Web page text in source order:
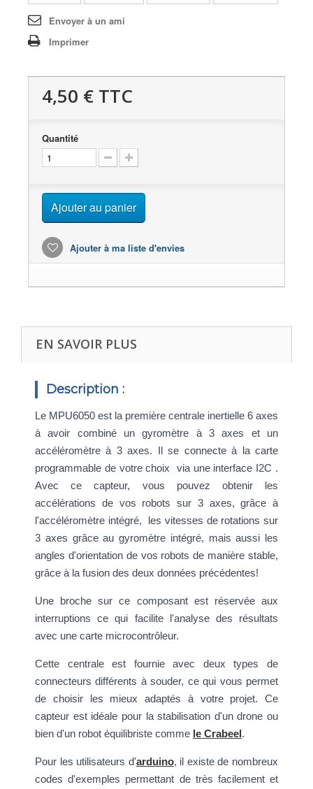
Envoyer à un ami
Imprimer
4,50 € TTC
Quantité
Ajouter au panier
Ajouter à ma liste d'envies
EN SAVOIR PLUS
Description :
Le MPU6050 est la première centrale inertielle 6 axes
à avoir combiné un gyromètre à 3 axes et un
accéléromètre à 3 axes. Il se connecte à la carte
programmable de votre choix via une interface I2C .
Avec ce capteur, vous pouvez obtenir les
accélérations de vos robots sur 3 axes, grâce à
l'accéléromètre intégré, les vitesses de rotations sur
3 axes grâce au gyromètre intégré, mais aussi les
angles d'orientation de vos robots de manière stable,
grâce à la fusion des deux données précédentes!
Une broche sur ce composant est réservée aux
interruptions ce qui facilite l'analyse des résultats
avec une carte microcontrôleur.
Cette centrale est fournie avec deux types de
connecteurs différents à souder, ce qui vous permet
de choisir les mieux adaptés à votre projet. Ce
capteur est idéale pour la stabilisation d'un drone ou
bien d'un robot équilibriste comme le Crabeel.
Pour les utilisateurs d'arduino, il existe de nombreux
codes d'exemples permettant de très facilement et